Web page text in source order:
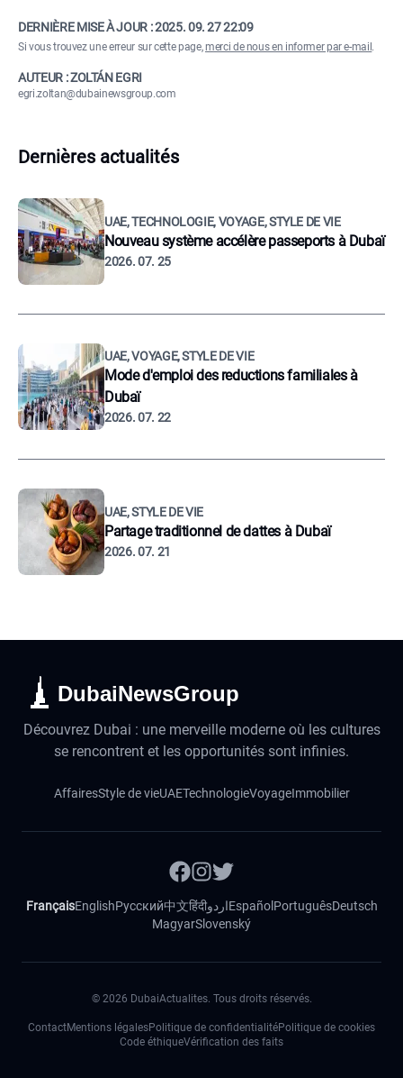
DERNIÈRE MISE À JOUR :2025. 09. 27 22:09
Si vous trouvez une erreur sur cette page,merci de nous en informer par e-mail .
AUTEUR : ZOLTÁN EGRI
egri.zoltan@dubainewsgroup.com
Dernières actualités
UAE, TECHNOLOGIE, VOYAGE, STYLE DE VIE
Nouveau système accélère passeports à Dubaï
2026. 07. 25
UAE, VOYAGE, STYLE DE VIE
Mode d'emploi des reductions familiales à
Dubaï
2026. 07. 22
UAE, STYLE DE VIE
Partage traditionnel de dattes à Dubaï
2026. 07. 21
DubaiNewsGroup
Découvrez Dubai : une merveille moderne où les cultures
se rencontrent et les opportunités sont infinies.
AffairesStyle de vieUAETechnologieVoyageImmobilier
FrançaisEnglishРусский中文हिंदीاردوEspañol PortuguêsDeutsch
MagyarSlovenský
© 2026 DubaiActualites. Tous droits réservés.
ContactMentions légalesPolitique de confidentialitéPolitique de cookies
Code éthiqueVérification des faits